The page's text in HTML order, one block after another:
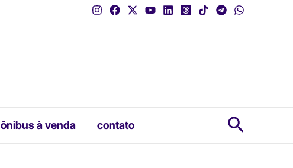
ônibus à venda contato